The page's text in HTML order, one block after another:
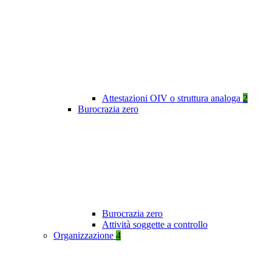
Attestazioni OIV o struttura analoga 2
Burocrazia zero
Burocrazia zero
Attività soggette a controllo
Organizzazione 4